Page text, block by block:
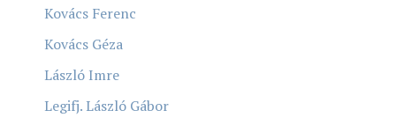
Kovács Ferenc
Kovács Géza
László Imre
Legifj. László Gábor